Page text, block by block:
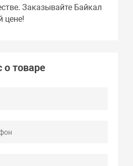
Заказывайте Байкал
цене!
о товаре